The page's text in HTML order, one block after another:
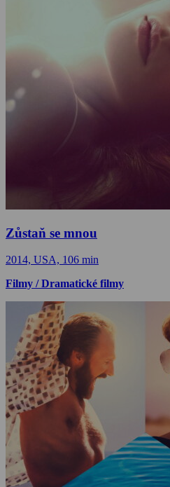
Zůstaň se mnou
2014, USA, 106 min
Filmy / Dramatické filmy